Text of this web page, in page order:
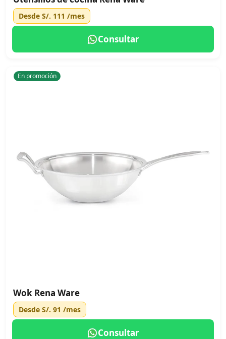
Desde S/. 111 /mes
Consultar
En promoción
Wok Rena Ware
Desde S/. 91 /mes
Consultar